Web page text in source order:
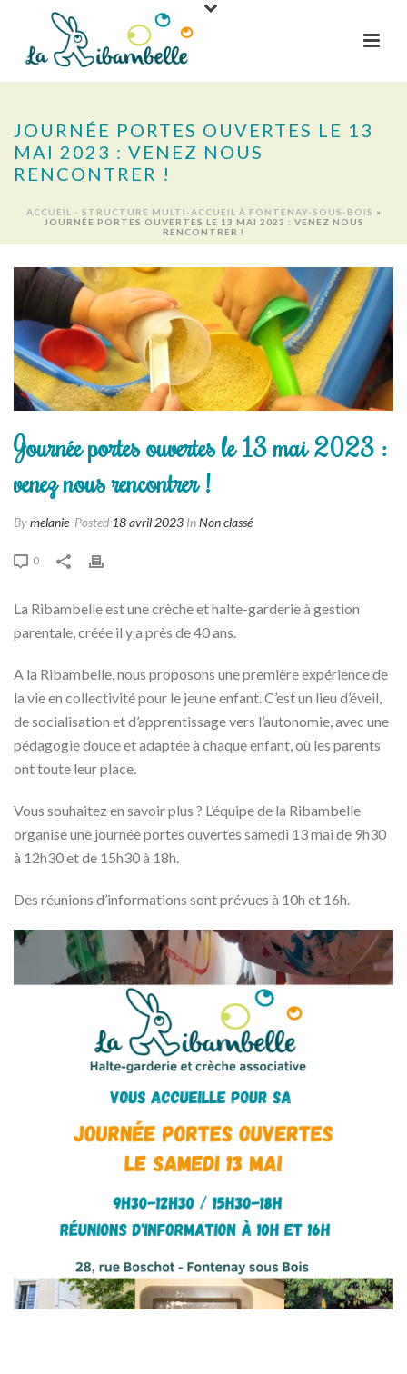
JOURNÉE PORTES OUVERTES LE 13
MAI 2023 : VENEZ NOUS
RENCONTRER !
ACCUEIL - STRUCTURE MULTI-ACCUEIL À FONTENAY-SOUS-BOIS »
JOURNÉE PORTES OUVERTES LE 13 MAI 2023 : VENEZ NOUS
RENCONTRER !
Journée portes ouvertes le 13 mai 2023 :
venez nous rencontrer !
Bymelanie Posted 18 avril 2023 InNon classé
0
La Ribambelle est une crèche et halte-garderie à gestion
parentale, créée il y a près de 40 ans.
A la Ribambelle, nous proposons une première expérience de
la vie en collectivité pour le jeune enfant. C’est un lieu d’éveil,
de socialisation et d’apprentissage vers l’autonomie, avec une
pédagogie douce et adaptée à chaque enfant, où les parents
ont toute leur place.
Vous souhaitez en savoir plus ? L’équipe de la Ribambelle
organise une journée portes ouvertes samedi 13 mai de 9h30
à 12h30 et de 15h30 à 18h.
Des réunions d’informations sont prévues à 10h et 16h.